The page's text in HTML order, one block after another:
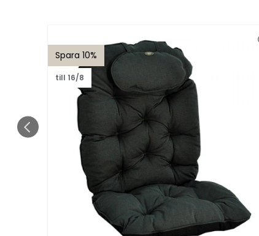
Spara 10%
till 16/8